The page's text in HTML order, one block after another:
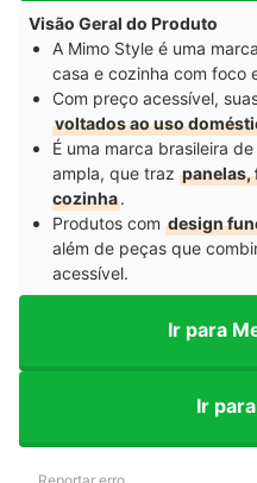
Visão Geral do Produto
A Mimo Style é uma
casa e cozinha com foco
Com preço acessível,
voltados ao uso
É uma marca brasileira
ampla, que traz panelas,
cozinha.
Produtos com design
além de peças que
acessível.
Ir para
Ir